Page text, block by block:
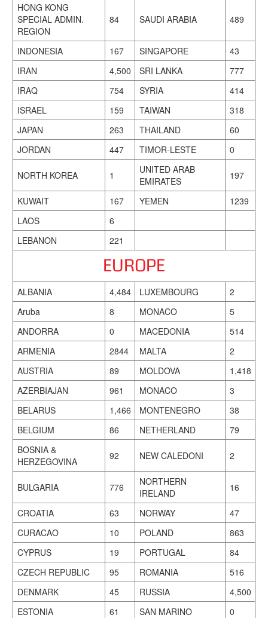
HONG KONG
SPECIAL ADMIN.
REGION
84 SAUDI ARABIA 489
INDONESIA 167 SINGAPORE
43
IRAN
4,500 SRI LANKA
777
IRAQ
754 SYRIA
414
ISRAEL
159 TAIWAN
318
JAPAN
263 THAILAND
60
JORDAN
447 TIMOR-LESTE 0
NORTH KOREA 1
UNITED ARAB
EMIRATES
197
KUWAIT 167 YEMEN
1239
LAOS
6
LEBANON
221
EUROPE
ALBANIA 4,484 LUXEMBOURG
2
Aruba
8 MONACO
5
ANDORRA
0 MACEDONIA
514
ARMENIA
2844 MALTA
2
AUSTRIA
89 MOLDOVA
1,418
AZERBIAJAN
961 MONACO
3
BELARUS
1,466 MONTENEGRO
38
BELGIUM
86 NETHERLAND
79
BOSNIA &
HERZEGOVINA
92 NEW CALEDONI 2
BULGARIA 776
NORTHERN
IRELAND
16
CROATIA 63 NORWAY
47
CURACAO
10 POLAND
863
CYPRUS
19 PORTUGAL
84
CZECH REPUBLIC
95 ROMANIA
516
DENMARK
45 RUSSIA
4,500
ESTONIA
61 SAN MARINO
0